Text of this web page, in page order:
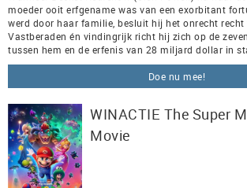
moeder ooit erfgename was van een exorbitant
werd door haar familie, besluit hij het onrecht recht
Vastberaden én vindingrijk richt hij zich op de
tussen hem en de erfenis van 28 miljard dollar in
Doe nu mee!
WINACTIE The Super
Movie